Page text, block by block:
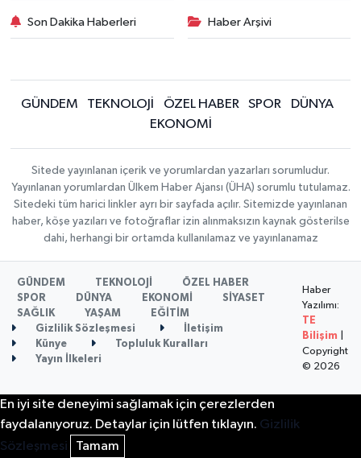
Son Dakika Haberleri Haber Arşivi
GÜNDEM TEKNOLOJİ ÖZEL HABER SPOR
DÜNYA
EKONOMİ
Sitede yayınlanan içerik ve yorumlardan yazarları sorumludur.
Yayınlanan yorumlardan Ülkem Haber Ajansı (ÜHA) sorumlu tutulamaz.
Sitedeki tüm harici linkler ayrı bir sayfada açılır. Sitemizde yayınlanan
haber, köşe yazıları ve fotoğraflar izin alınmaksızın kaynak gösterilse
dahi, herhangi bir ortamda kullanılamaz ve yayınlanamaz
GÜNDEM TEKNOLOJİ
ÖZEL HABER
SPOR
DÜNYA EKONOMİ
SİYASET
SAĞLIK
YAŞAM
EĞİTİM
Gizlilik Sözleşmesi
İletişim
Künye
Topluluk Kuralları
Yayın İlkeleri
Haber
Yazılımı:
TE
Bilişim
Copyright
© 2026
En iyi site deneyimi sağlamak için çerezlerden
faydalanıyoruz. Detaylar için lütfen tıklayın. Gizlilik
Sözleşmesi
Tamam